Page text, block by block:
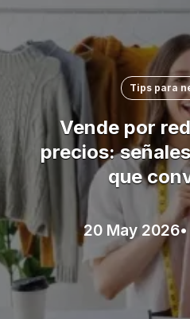
Tips para
Vende por
precios:
que
20 May 2026